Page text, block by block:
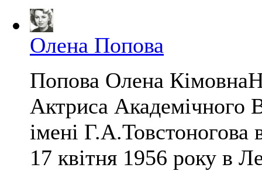
Олена Попова
Попова Олена
Актриса Академічного
імені Г.А.Товстоногова
17 квітня 1956 року в